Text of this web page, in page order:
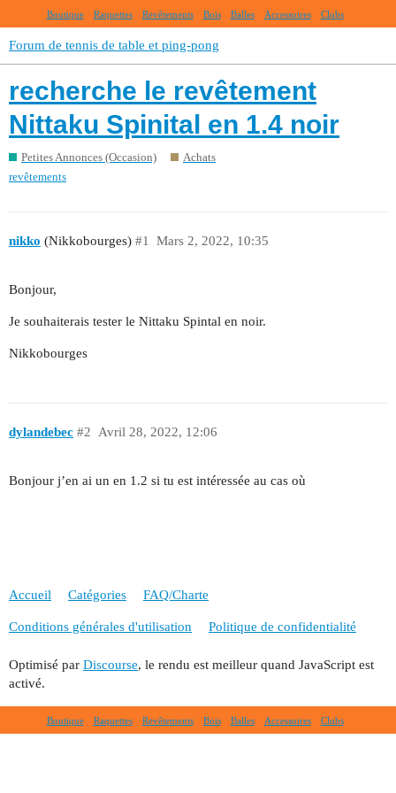
Boutique Raquettes Revêtements Bois Balles Accessoires Clubs
Forum de tennis de table et ping-pong
recherche le revêtement
Nittaku Spinital en 1.4 noir
Petites Annonces (Occasion)
Achats
revêtements
nikko (Nikkobourges) Mars 2, 2022, 10:35
#1
Bonjour,
Je souhaiterais tester le Nittaku Spintal en noir.
Nikkobourges
dylandebec Avril 28, 2022, 12:06
#2
Bonjour j’en ai un en 1.2 si tu est intéressée au cas où
Accueil Catégories FAQ/Charte
Conditions générales d'utilisation Politique de confidentialité
Optimisé par Discourse, le rendu est meilleur quand JavaScript est
activé.
Boutique Raquettes Revêtements Bois Balles Accessoires Clubs